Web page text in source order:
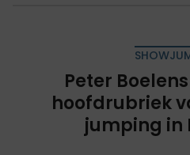
Peter
hoofdrubriek
jumping in